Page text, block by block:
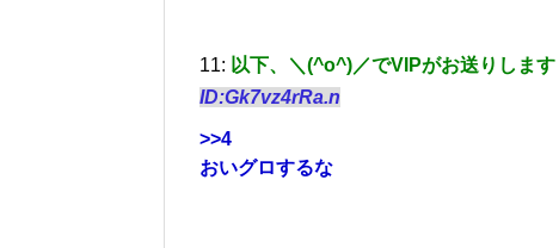
11: 以下、＼(^o^)／でVIPがお送りします
ID:Gk7vz4rRa.n
>>4
おいグロするな